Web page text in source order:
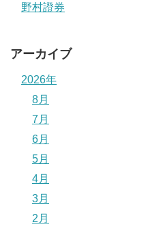
野村證券
アーカイブ
2026年
8月
7月
6月
5月
4月
3月
2月